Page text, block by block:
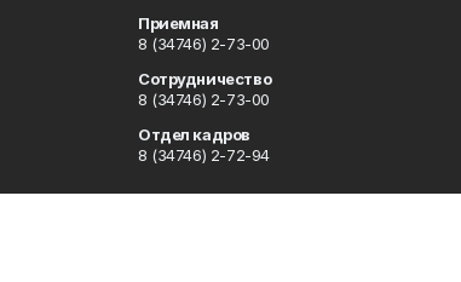
Приемная
8 (34746) 2-73-00
Сотрудничество
8 (34746) 2-73-00
Отдел кадров
8 (34746) 2-72-94